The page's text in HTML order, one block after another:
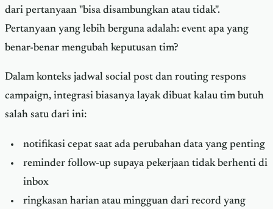
dari pertanyaan "bisa disambungkan atau tidak".
Pertanyaan yang lebih berguna adalah: event apa yang
benar-benar mengubah keputusan tim?
Dalam konteks jadwal social post dan routing respons
campaign, integrasi biasanya layak dibuat kalau tim butuh
salah satu dari ini:
notifikasi cepat saat ada perubahan data yang penting
reminder follow-up supaya pekerjaan tidak berhenti di
inbox
ringkasan harian atau mingguan dari record yang